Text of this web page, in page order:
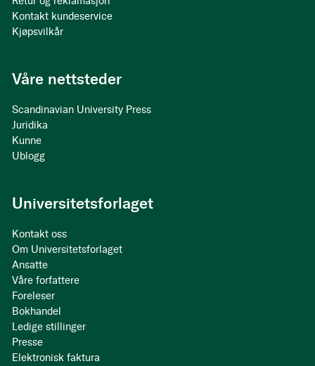
Kontakt kundeservice
Kjøpsvilkår
Våre nettsteder
Scandinavian University Press
Juridika
Kunne
Ublogg
Universitetsforlaget
Kontakt oss
Om Universitetsforlaget
Ansatte
Våre forfattere
Foreleser
Bokhandel
Ledige stillinger
Presse
Elektronisk faktura